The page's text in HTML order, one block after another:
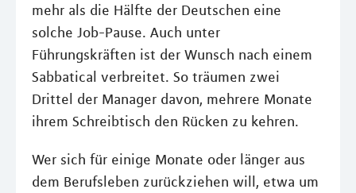
mehr als die Hälfte der Deutschen eine
solche Job-Pause. Auch unter
Führungskräften ist der Wunsch nach einem
Sabbatical verbreitet. So träumen zwei
Drittel der Manager davon, mehrere Monate
ihrem Schreibtisch den Rücken zu kehren.
Wer sich für einige Monate oder länger aus
dem Berufsleben zurückziehen will, etwa um